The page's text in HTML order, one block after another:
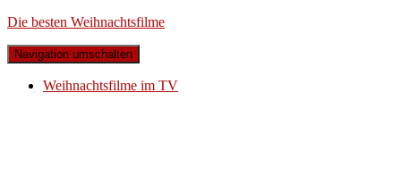
Die besten Weihnachtsfilme
Navigation umschalten
Weihnachtsfilme im TV